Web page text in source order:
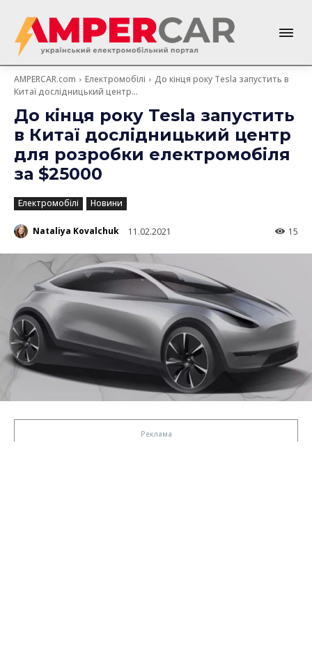
AMPERCAR.com Електромобілі
До кінця року Tesla запустить в
Китаї дослідницький центр...
До кінця року Tesla запустить
в Китаї дослідницький центр
для розробки електромобіля
за $25000
Електромобілі Новини
Nataliya Kovalchuk 11.02.2021 15